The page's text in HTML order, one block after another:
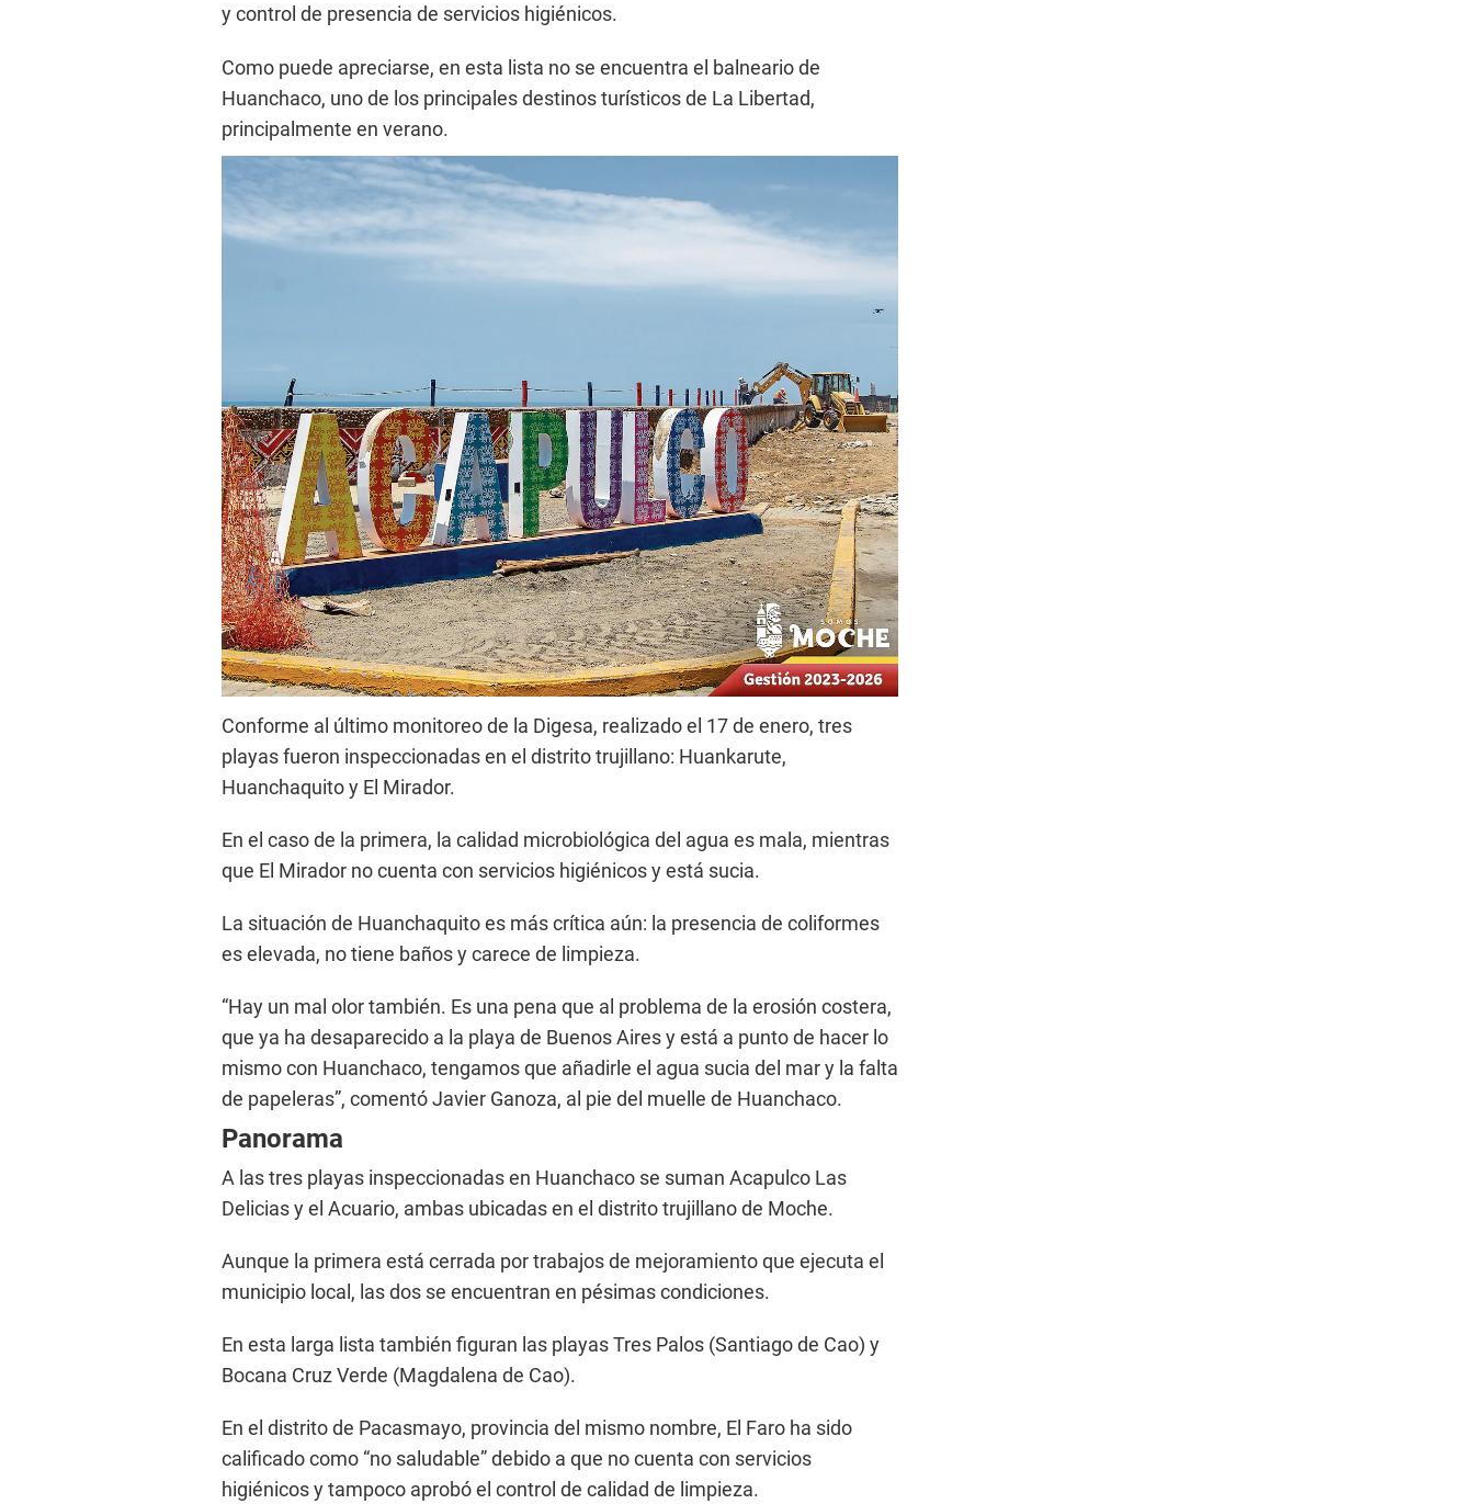
y control de presencia de servicios higiénicos.
Como puede apreciarse, en esta lista no se encuentra el balneario de
Huanchaco, uno de los principales destinos turísticos de La Libertad,
principalmente en verano.
Conforme al último monitoreo de la Digesa, realizado el 17 de enero, tres
playas fueron inspeccionadas en el distrito trujillano: Huankarute,
Huanchaquito y El Mirador.
En el caso de la primera, la calidad microbiológica del agua es mala, mientras
que El Mirador no cuenta con servicios higiénicos y está sucia.
La situación de Huanchaquito es más crítica aún: la presencia de coliformes
es elevada, no tiene baños y carece de limpieza.
“Hay un mal olor también. Es una pena que al problema de la erosión costera,
que ya ha desaparecido a la playa de Buenos Aires y está a punto de hacer lo
mismo con Huanchaco, tengamos que añadirle el agua sucia del mar y la falta
de papeleras”, comentó Javier Ganoza, al pie del muelle de Huanchaco.
Panorama
A las tres playas inspeccionadas en Huanchaco se suman Acapulco Las
Delicias y el Acuario, ambas ubicadas en el distrito trujillano de Moche.
Aunque la primera está cerrada por trabajos de mejoramiento que ejecuta el
municipio local, las dos se encuentran en pésimas condiciones.
En esta larga lista también figuran las playas Tres Palos (Santiago de Cao) y
Bocana Cruz Verde (Magdalena de Cao).
En el distrito de Pacasmayo, provincia del mismo nombre, El Faro ha sido
calificado como “no saludable” debido a que no cuenta con servicios
higiénicos y tampoco aprobó el control de calidad de limpieza.